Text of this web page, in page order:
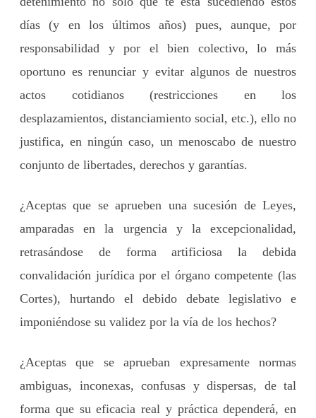
días (y en los últimos años) pues, aunque, por
responsabilidad y por el bien colectivo, lo más
oportuno es renunciar y evitar algunos de nuestros
actos cotidianos (restricciones en los
desplazamientos, distanciamiento social, etc.), ello no
justifica, en ningún caso, un menoscabo de nuestro
conjunto de libertades, derechos y garantías.
¿Aceptas que se aprueben una sucesión de Leyes,
amparadas en la urgencia y la excepcionalidad,
retrasándose de forma artificiosa la debida
convalidación jurídica por el órgano competente (las
Cortes), hurtando el debido debate legislativo e
imponiéndose su validez por la vía de los hechos?
¿Aceptas que se aprueban expresamente normas
ambiguas, inconexas, confusas y dispersas, de tal
forma que su eficacia real y práctica dependerá, en